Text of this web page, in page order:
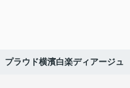
プラウド横濱白楽ディアージュ